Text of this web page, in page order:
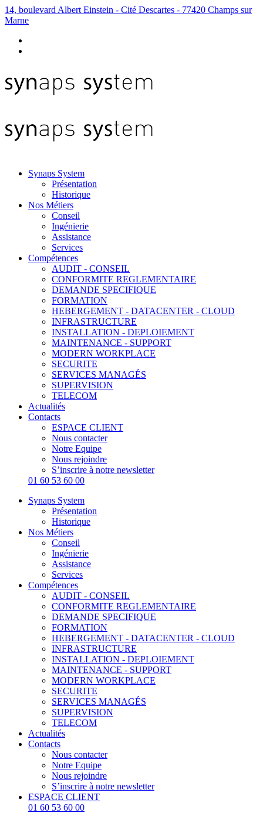
14, boulevard Albert Einstein - Cité Descartes - 77420 Champs sur
Marne
Synaps System
Présentation
Historique
Nos Métiers
Conseil
Ingénierie
Assistance
Services
Compétences
AUDIT - CONSEIL
CONFORMITE REGLEMENTAIRE
DEMANDE SPECIFIQUE
FORMATION
HEBERGEMENT - DATACENTER - CLOUD
INFRASTRUCTURE
INSTALLATION - DEPLOIEMENT
MAINTENANCE - SUPPORT
MODERN WORKPLACE
SECURITE
SERVICES MANAGÉS
SUPERVISION
TELECOM
Actualités
Contacts
ESPACE CLIENT
Nous contacter
Notre Equipe
Nous rejoindre
S’inscrire à notre newsletter
01 60 53 60 00
Synaps System
Présentation
Historique
Nos Métiers
Conseil
Ingénierie
Assistance
Services
Compétences
AUDIT - CONSEIL
CONFORMITE REGLEMENTAIRE
DEMANDE SPECIFIQUE
FORMATION
HEBERGEMENT - DATACENTER - CLOUD
INFRASTRUCTURE
INSTALLATION - DEPLOIEMENT
MAINTENANCE - SUPPORT
MODERN WORKPLACE
SECURITE
SERVICES MANAGÉS
SUPERVISION
TELECOM
Actualités
Contacts
Nous contacter
Notre Equipe
Nous rejoindre
S’inscrire à notre newsletter
ESPACE CLIENT
01 60 53 60 00